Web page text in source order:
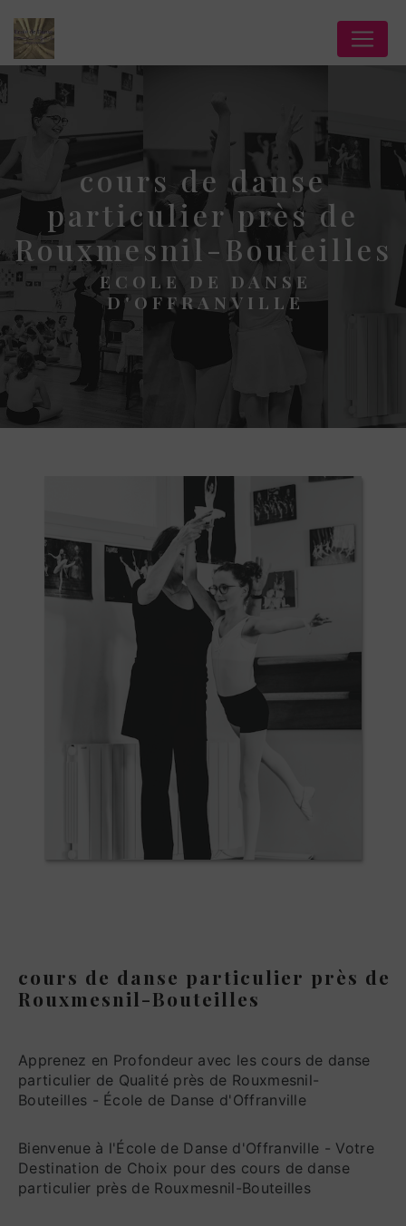
cours de danse
particulier près de
Rouxmesnil-Bouteilles
ECOLE DE DANSE
D'OFFRANVILLE
cours de danse particulier près de
Rouxmesnil-Bouteilles
Apprenez en Profondeur avec les cours de danse
particulier de Qualité près de Rouxmesnil-
Bouteilles - École de Danse d'Offranville
Bienvenue à l'École de Danse d'Offranville - Votre
Destination de Choix pour des cours de danse
particulier près de Rouxmesnil-Bouteilles